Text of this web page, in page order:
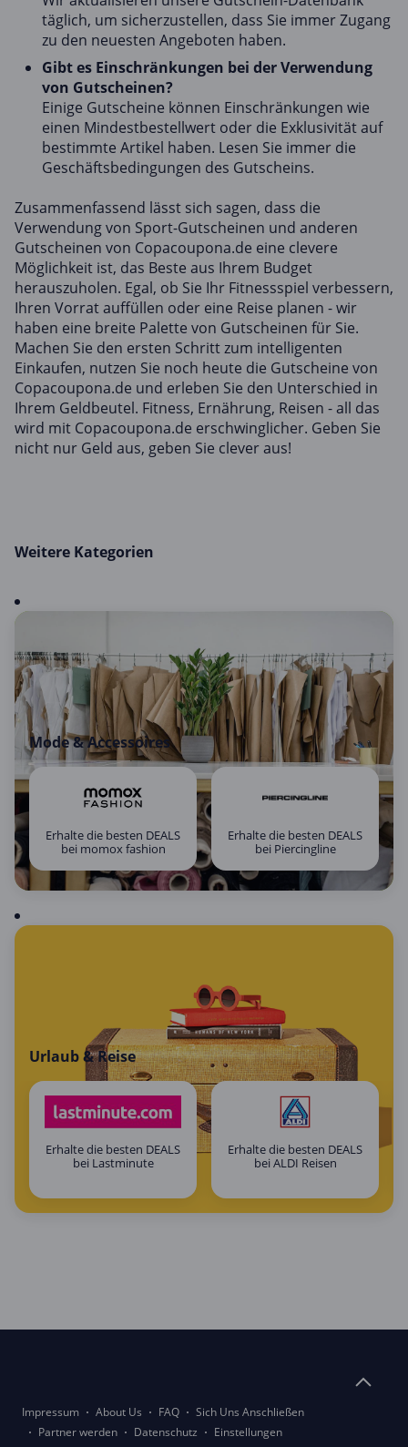
täglich, um sicherzustellen, dass Sie immer Zugang
zu den neuesten Angeboten haben.
Gibt es Einschränkungen bei der Verwendung
von Gutscheinen?
Einige Gutscheine können Einschränkungen wie
einen Mindestbestellwert oder die Exklusivität auf
bestimmte Artikel haben. Lesen Sie immer die
Geschäftsbedingungen des Gutscheins.
Zusammenfassend lässt sich sagen, dass die
Verwendung von Sport-Gutscheinen und anderen
Gutscheinen von Copacoupona.de eine clevere
Möglichkeit ist, das Beste aus Ihrem Budget
herauszuholen. Egal, ob Sie Ihr Fitnessspiel verbessern,
Ihren Vorrat auffüllen oder eine Reise planen - wir
haben eine breite Palette von Gutscheinen für Sie.
Machen Sie den ersten Schritt zum intelligenten
Einkaufen, nutzen Sie noch heute die Gutscheine von
Copacoupona.de und erleben Sie den Unterschied in
Ihrem Geldbeutel. Fitness, Ernährung, Reisen - all das
wird mit Copacoupona.de erschwinglicher. Geben Sie
nicht nur Geld aus, geben Sie clever aus!
Weitere Kategorien
Mode & Accessoires
Erhalte die besten DEALS
bei momox fashion
Erhalte die besten DEALS
bei Piercingline
Urlaub & Reise
Erhalte die besten DEALS
bei Lastminute
Erhalte die besten DEALS
bei ALDI Reisen
Impressum About Us FAQ
Sich Uns Anschließen
Partner werden
Datenschutz Einstellungen